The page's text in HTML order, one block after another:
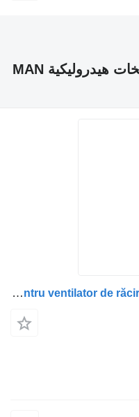
نماذج أخرى في القسم "مضخات هيدروليكية MAN
مضخة هيدروليكية Pompa hidraulică pentru ventilator de răcire 51066507008 لـ الشاحنات MAN